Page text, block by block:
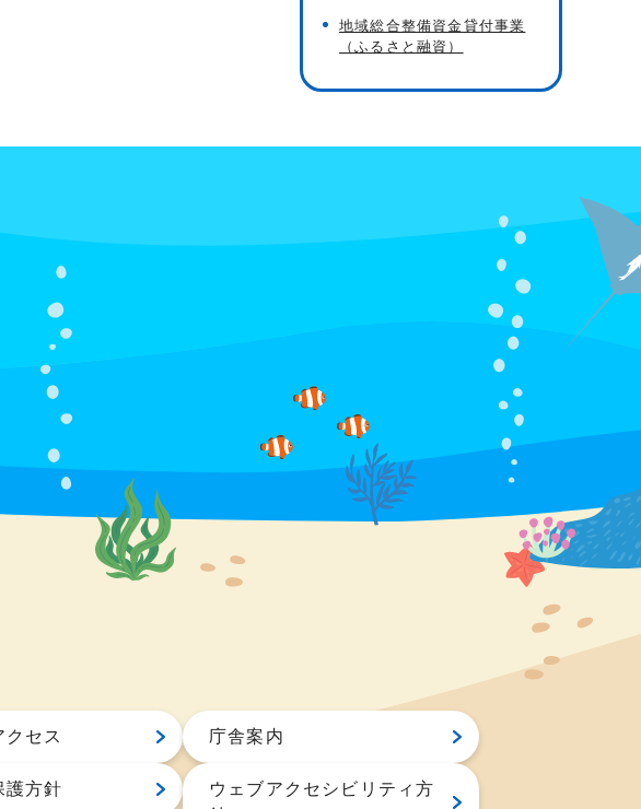
地域総合整備資金貸付事業
（ふるさと融資）
クセス 庁舎案内
護方針
ウェブアクセシビリティ方